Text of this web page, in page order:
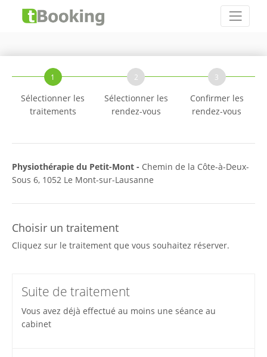
1
Sélectionner les
traitements
2
Sélectionner les
rendez-vous
3
Confirmer les
rendez-vous
Physiothérapie du Petit-Mont - Chemin de la Côte-à-Deux-
Sous 6, 1052 Le Mont-sur-Lausanne
Choisir un traitement
Cliquez sur le traitement que vous souhaitez réserver.
Suite de traitement
Vous avez déjà effectué au moins une séance au
cabinet